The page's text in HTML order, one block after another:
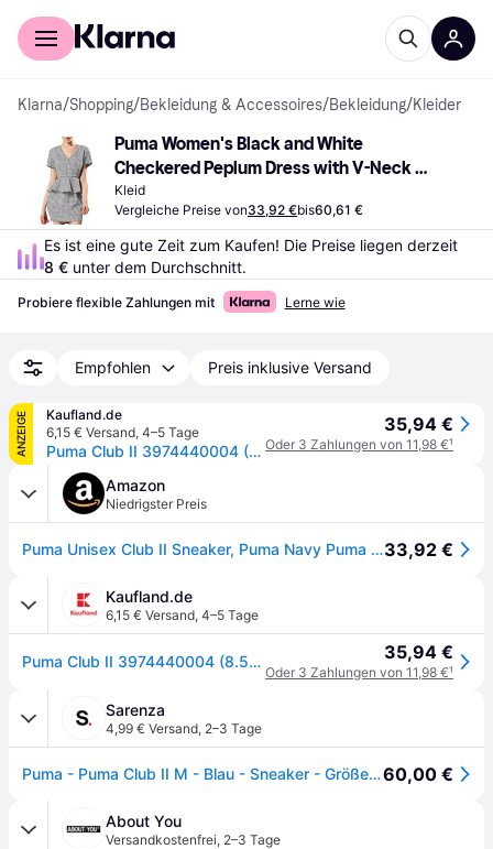
Für Shopper
Klarna/Shopping/Bekleidung & Accessoires/Bekleidung/Kleider
Puma Women's Black and White
Checkered Peplum Dress with V-Neck
and Short Sleeves
Kleid
Vergleiche Preise von33,92 €bis60,61 €
8 € unter dem Durchschnitt.
Probiere flexible Zahlungen mit Lerne wie
Empfohlen Preis inklusive Versand
ANZEIGE
Kaufland.de
6,15 € Versand, 4–5 Tage
Puma Club II 3974440004 (7.5/navy-white-gold)
35,94 €
Oder 3 Zahlungen von 11,98 €¹
Amazon
Niedrigster Preis
Puma Unisex Club II Sneaker, Puma Navy Puma White Puma Gold, 44 EU33,92 €
Kaufland.de
6,15 € Versand, 4–5 Tage
Puma Club II 3974440004 (8.5/navy-white-gold) 35,94 €
Oder 3 Zahlungen von 11,98 €¹
Sarenza
4,99 € Versand, 2–3 Tage
Puma - Puma Club II M - Blau - Sneaker - Größe 4160,00 €
About You
Versandkostenfrei, 2–3 Tage